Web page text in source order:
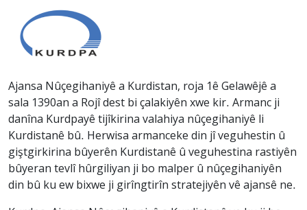
Ajansa Nûçegihaniyê a Kurdistan, roja 1ê Gelawêjê a
sala 1390an a Rojî dest bi çalakiyên xwe kir. Armanc ji
danîna Kurdpayê tijîkirina valahiya nûçegihaniyê li
Kurdistanê bû. Herwisa armanceke din jî veguhestin û
giştgirkirina bûyerên Kurdistanê û veguhestina rastiyên
bûyeran tevlî hûrgiliyan ji bo malper û nûçegihaniyên
din bû ku ew bixwe ji girîngtirîn stratejiyên vê ajansê ne.